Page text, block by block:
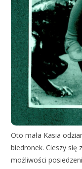
Oto mała Kasia
biedronek. Cieszy się
możliwości